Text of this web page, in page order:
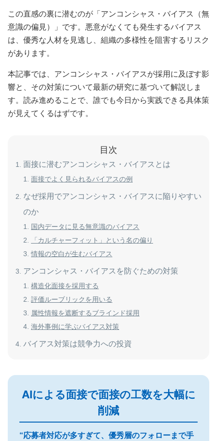
この直感の裏に潜むのが「アンコンシャス・バイアス（無
意識の偏見）」です。悪意がなくても発生するバイアス
は、優秀な人材を見逃し、組織の多様性を阻害するリスク
があります。
本記事では、アンコンシャス・バイアスが採用に及ぼす影
響と、その対策について最新の研究に基づいて解説しま
す。読み進めることで、誰でも今日から実践できる具体策
が見えてくるはずです。
目次
面接に潜むアンコンシャス・バイアスとは
面接でよく見られるバイアスの例
なぜ採用でアンコンシャス・バイアスに陥りやすい
のか
国内データに見る無意識のバイアス
「カルチャーフィット」という名の偏り
情報の空白が生むバイアス
アンコンシャス・バイアスを防ぐための対策
構造化面接を採用する
評価ルーブリックを用いる
属性情報を遮断するブラインド採用
海外事例に学ぶバイアス対策
バイアス対策は競争力への投資
AIによる面接で面接の工数を大幅に
削減
“応募者対応が多すぎて、優秀層のフォローまで手